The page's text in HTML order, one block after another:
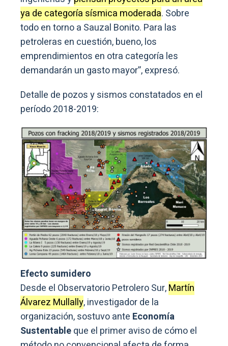
ya de categoría sísmica moderada. Sobre
todo en torno a Sauzal Bonito. Para las
petroleras en cuestión, bueno, los
emprendimientos en otra categoría les
demandarán un gasto mayor”, expresó.
Detalle de pozos y sismos constatados en el
período 2018-2019:
Efecto sumidero
Desde el Observatorio Petrolero Sur,Martín
Álvarez Mullally, investigador de la
organización, sostuvo ante Economía
Sustentableque el primer aviso de cómo el